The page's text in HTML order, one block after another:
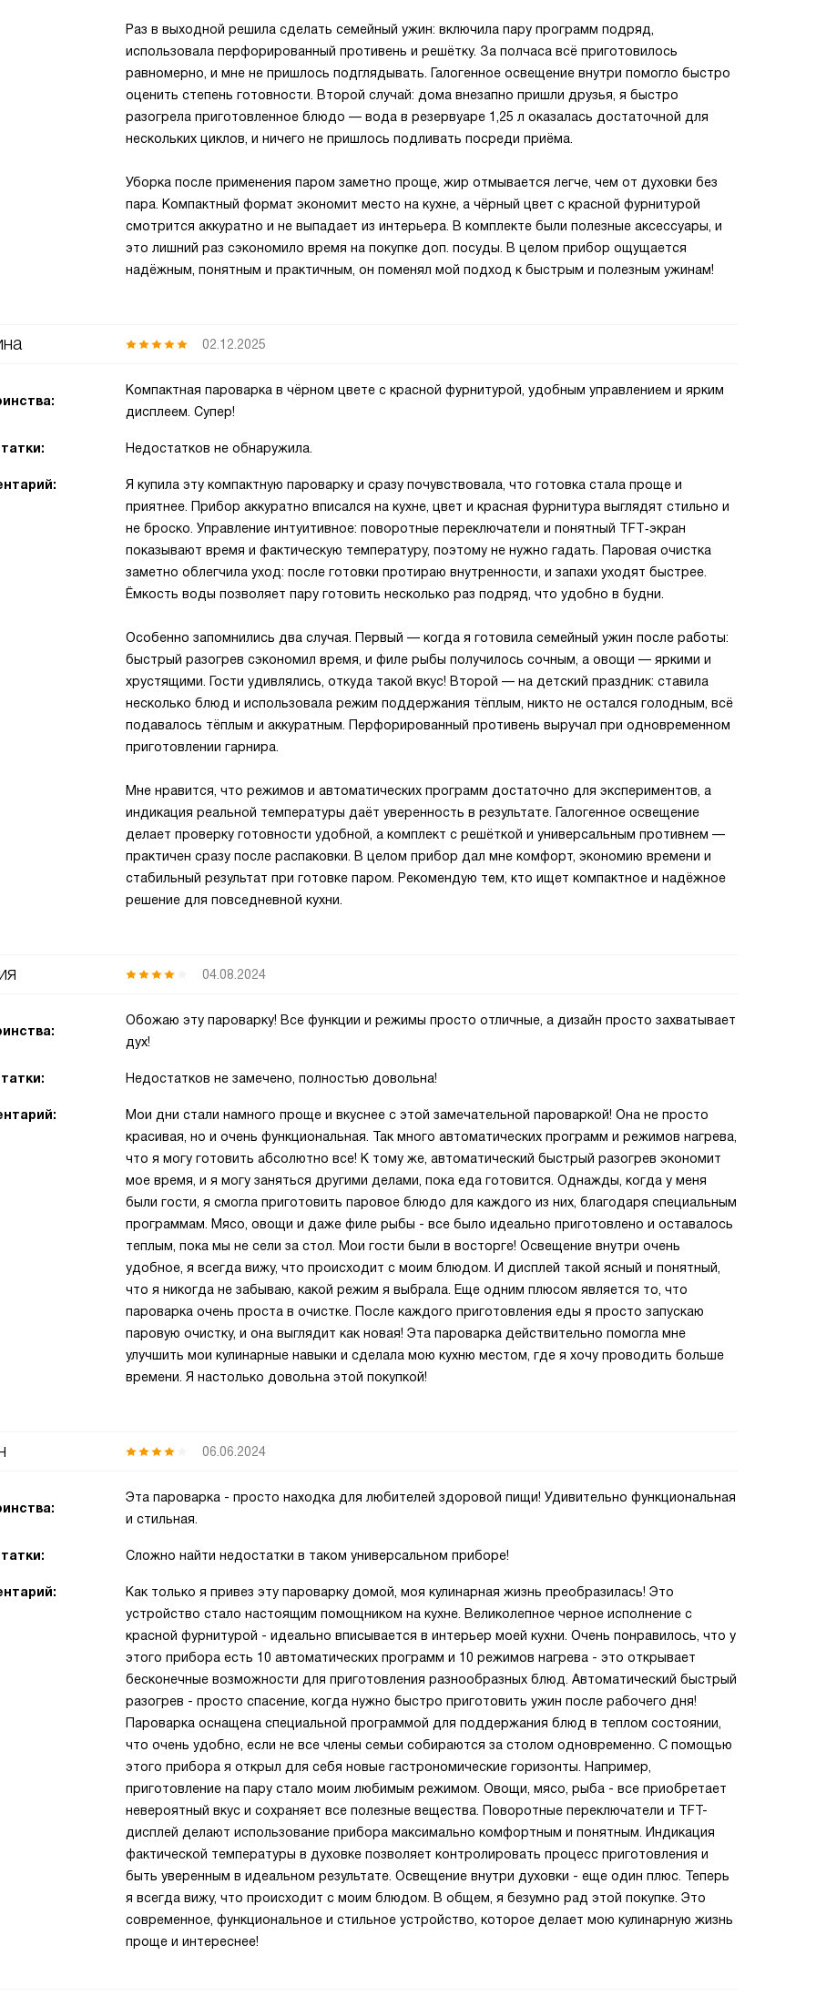
Раз в выходной решила сделать семейный ужин: включила пару программ подряд,
использовала перфорированный противень и решётку. За полчаса всё приготовилось
равномерно, и мне не пришлось подглядывать. Галогенное освещение внутри помогло быстро
оценить степень готовности. Второй случай: дома внезапно пришли друзья, я быстро
разогрела приготовленное блюдо — вода в резервуаре 1,25 л оказалась достаточной для
нескольких циклов, и ничего не пришлось подливать посреди приёма.
Уборка после применения паром заметно проще, жир отмывается легче, чем от духовки без
пара. Компактный формат экономит место на кухне, а чёрный цвет с красной фурнитурой
смотрится аккуратно и не выпадает из интерьера. В комплекте были полезные аксессуары, и
это лишний раз сэкономило время на покупке доп. посуды. В целом прибор ощущается
надёжным, понятным и практичным, он поменял мой подход к быстрым и полезным ужинам!
02.12.2025
Компактная пароварка в чёрном цвете с красной фурнитурой, удобным управлением и ярким
дисплеем. Супер!
Недостатков не обнаружила.
Я купила эту компактную пароварку и сразу почувствовала, что готовка стала проще и
приятнее. Прибор аккуратно вписался на кухне, цвет и красная фурнитура выглядят стильно и
не броско. Управление интуитивное: поворотные переключатели и понятный TFT‑экран
показывают время и фактическую температуру, поэтому не нужно гадать. Паровая очистка
заметно облегчила уход: после готовки протираю внутренности, и запахи уходят быстрее.
Ёмкость воды позволяет пару готовить несколько раз подряд, что удобно в будни.
Особенно запомнились два случая. Первый — когда я готовила семейный ужин после работы:
быстрый разогрев сэкономил время, и филе рыбы получилось сочным, а овощи — яркими и
хрустящими. Гости удивлялись, откуда такой вкус! Второй — на детский праздник: ставила
несколько блюд и использовала режим поддержания тёплым, никто не остался голодным, всё
подавалось тёплым и аккуратным. Перфорированный противень выручал при одновременном
приготовлении гарнира.
Мне нравится, что режимов и автоматических программ достаточно для экспериментов, а
индикация реальной температуры даёт уверенность в результате. Галогенное освещение
делает проверку готовности удобной, а комплект с решёткой и универсальным противнем —
практичен сразу после распаковки. В целом прибор дал мне комфорт, экономию времени и
стабильный результат при готовке паром. Рекомендую тем, кто ищет компактное и надёжное
решение для повседневной кухни.
04.08.2024
Обожаю эту пароварку! Все функции и режимы просто отличные, а дизайн просто захватывает
дух!
Недостатков не замечено, полностью довольна!
Мои дни стали намного проще и вкуснее с этой замечательной пароваркой! Она не просто
красивая, но и очень функциональная. Так много автоматических программ и режимов нагрева,
что я могу готовить абсолютно все! К тому же, автоматический быстрый разогрев экономит
мое время, и я могу заняться другими делами, пока еда готовится. Однажды, когда у меня
были гости, я смогла приготовить паровое блюдо для каждого из них, благодаря специальным
программам. Мясо, овощи и даже филе рыбы - все было идеально приготовлено и оставалось
теплым, пока мы не сели за стол. Мои гости были в восторге! Освещение внутри очень
удобное, я всегда вижу, что происходит с моим блюдом. И дисплей такой ясный и понятный,
что я никогда не забываю, какой режим я выбрала. Еще одним плюсом является то, что
пароварка очень проста в очистке. После каждого приготовления еды я просто запускаю
паровую очистку, и она выглядит как новая! Эта пароварка действительно помогла мне
улучшить мои кулинарные навыки и сделала мою кухню местом, где я хочу проводить больше
времени. Я настолько довольна этой покупкой!
06.06.2024
Эта пароварка - просто находка для любителей здоровой пищи! Удивительно функциональная
и стильная.
Сложно найти недостатки в таком универсальном приборе!
Как только я привез эту пароварку домой, моя кулинарная жизнь преобразилась! Это
устройство стало настоящим помощником на кухне. Великолепное черное исполнение с
красной фурнитурой - идеально вписывается в интерьер моей кухни. Очень понравилось, что у
этого прибора есть 10 автоматических программ и 10 режимов нагрева - это открывает
бесконечные возможности для приготовления разнообразных блюд. Автоматический быстрый
разогрев - просто спасение, когда нужно быстро приготовить ужин после рабочего дня!
Пароварка оснащена специальной программой для поддержания блюд в теплом состоянии,
что очень удобно, если не все члены семьи собираются за столом одновременно. С помощью
этого прибора я открыл для себя новые гастрономические горизонты. Например,
приготовление на пару стало моим любимым режимом. Овощи, мясо, рыба - все приобретает
невероятный вкус и сохраняет все полезные вещества. Поворотные переключатели и TFT-
дисплей делают использование прибора максимально комфортным и понятным. Индикация
фактической температуры в духовке позволяет контролировать процесс приготовления и
быть уверенным в идеальном результате. Освещение внутри духовки - еще один плюс. Теперь
я всегда вижу, что происходит с моим блюдом. В общем, я безумно рад этой покупке. Это
современное, функциональное и стильное устройство, которое делает мою кулинарную жизнь
проще и интереснее!